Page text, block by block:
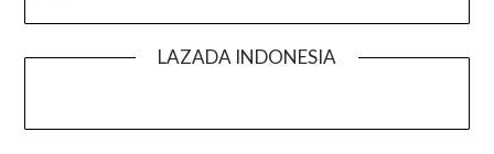
LAZADA INDONESIA